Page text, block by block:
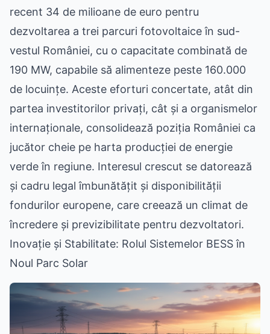
recent 34 de milioane de euro pentru
dezvoltarea a trei parcuri fotovoltaice în sud-
vestul României, cu o capacitate combinată de
190 MW, capabile să alimenteze peste 160.000
de locuințe. Aceste eforturi concertate, atât din
partea investitorilor privați, cât și a organismelor
internaționale, consolidează poziția României ca
jucător cheie pe harta producției de energie
verde în regiune. Interesul crescut se datorează
și cadru legal îmbunătățit și disponibilității
fondurilor europene, care creează un climat de
încredere și previzibilitate pentru dezvoltatori.
Inovație și Stabilitate: Rolul Sistemelor BESS în
Noul Parc Solar